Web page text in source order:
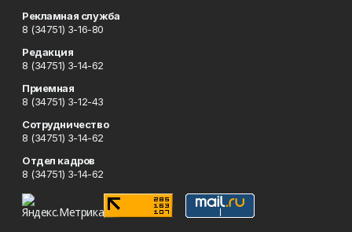
Рекламная служба
8 (34751) 3-16-80
Редакция
8 (34751) 3-14-62
Приемная
8 (34751) 3-12-43
Сотрудничество
8 (34751) 3-14-62
Отдел кадров
8 (34751) 3-14-62